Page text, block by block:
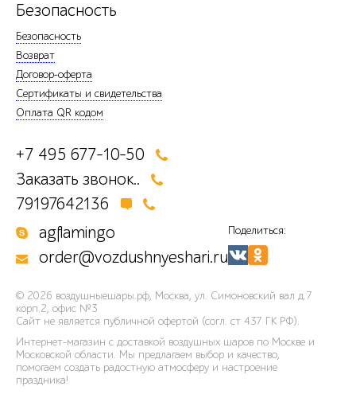
Безопасность
Безопасность
Возврат
Договор-оферта
Сертификаты и свидетельства
Оплата QR кодом
+7 495 677-10-50
Заказать звонок..
79197642136
agflamingo
order@vozdushnyeshari.ru
Поделиться:
© 2026 воздушныешары.рф, Москва, ул. Симоновский вал д.7
корп.2, офис №3
Сайт не является публичной офертой (согл. ст 437 ГК РФ).
Интернет-магазин с доставкой воздушных шаров по Москве и
Московской области. Мы предлагаем выбор и качество,
помогаем создать радостную атмосферу и настроение
праздника!